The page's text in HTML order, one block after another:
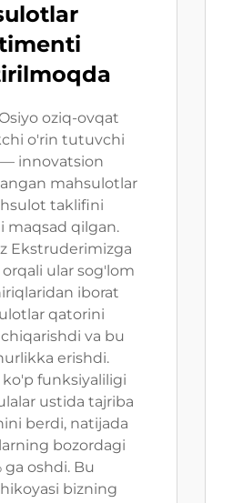
oziq-ovqat
o'rin tutuvchi
innovatsion
mahsulotlar
taklifini
maqsad qilgan.
Ekstruderimizga
ular sog'lom
iborat
qatorini
va bu
erishdi.
funksiyaliligi
ustida tajriba
berdi, natijada
bozordagi
ga oshdi. Bu
bizning